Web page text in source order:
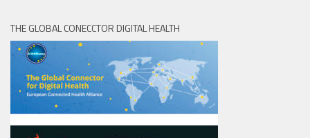
THE GLOBAL CONECCTOR DIGITAL HEALTH